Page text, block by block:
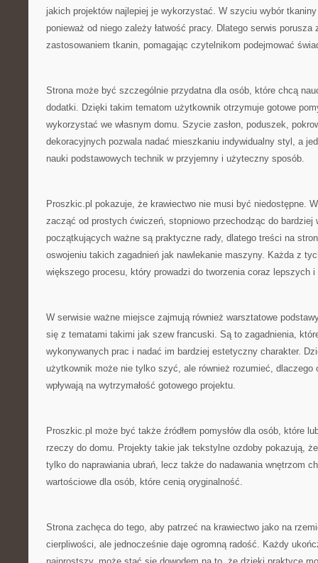
jakich projektów najlepiej je wykorzystać. W szyciu wybór
ponieważ od niego zależy łatwość pracy. Dlatego serwis porusza
zastosowaniem tkanin, pomagając czytelnikom podejmować
Strona może być szczególnie przydatna dla osób, które chcą
dodatki. Dzięki takim tematom użytkownik otrzymuje gotowe
wykorzystać we własnym domu. Szycie zasłon, poduszek,
dekoracyjnych pozwala nadać mieszkaniu indywidualny styl, a
nauki podstawowych technik w przyjemny i użyteczny sposób.
Proszkic.pl pokazuje, że krawiectwo nie musi być niedostępne.
zacząć od prostych ćwiczeń, stopniowo przechodząc do bardziej
początkujących ważne są praktyczne rady, dlatego treści na
oswojeniu takich zagadnień jak nawlekanie maszyny. Każda z
większego procesu, który prowadzi do tworzenia coraz lepszych i
W serwisie ważne miejsce zajmują również warsztatowe
się z tematami takimi jak szew francuski. Są to zagadnienia,
wykonywanych prac i nadać im bardziej estetyczny charakter.
użytkownik może nie tylko szyć, ale również rozumieć, dlaczego
wpływają na wytrzymałość gotowego projektu.
Proszkic.pl może być także źródłem pomysłów dla osób, które
rzeczy do domu. Projekty takie jak tekstylne ozdoby pokazują,
tylko do naprawiania ubrań, lecz także do nadawania wnętrzom
wartościowe dla osób, które cenią oryginalność.
Strona zachęca do tego, aby patrzeć na krawiectwo jako na
cierpliwości, ale jednocześnie daje ogromną radość. Każdy